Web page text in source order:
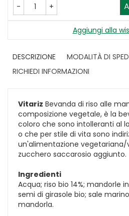
- +
Aggiungi alla
DESCRIZIONE
MODALITÀ DI
RICHIEDI INFORMAZIONI
Vitariz Bevanda di riso alle
composizione vegetale, è la
coloro che sono intolleranti al
o che per stile di vita sono
un'alimentazione vegetariana/
zucchero saccarosio aggiunto.
Ingredienti
Acqua; riso bio 14%; mandorle
semi di girasole bio; sale
mandorla.